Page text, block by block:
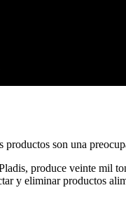
productos son una
produce veinte mil
y eliminar productos